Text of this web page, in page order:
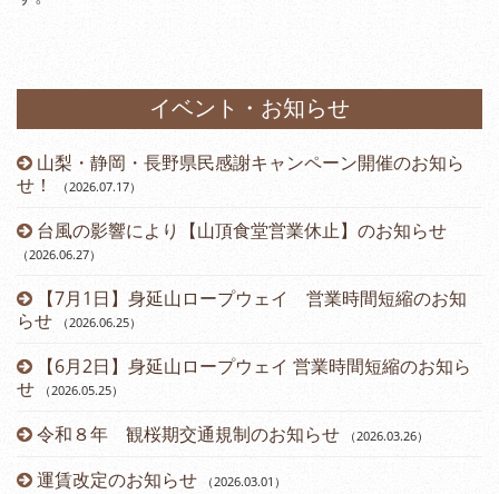
イベント・お知らせ
山梨・静岡・長野県民感謝キャンペーン開催のお知ら
せ！
（2026.07.17）
台風の影響により【山頂食堂営業休止】のお知らせ
（2026.06.27）
【7月1日】身延山ロープウェイ 営業時間短縮のお知
らせ
（2026.06.25）
【6月2日】身延山ロープウェイ 営業時間短縮のお知ら
せ
（2026.05.25）
令和８年 観桜期交通規制のお知らせ （2026.03.26）
運賃改定のお知らせ （2026.03.01 ）